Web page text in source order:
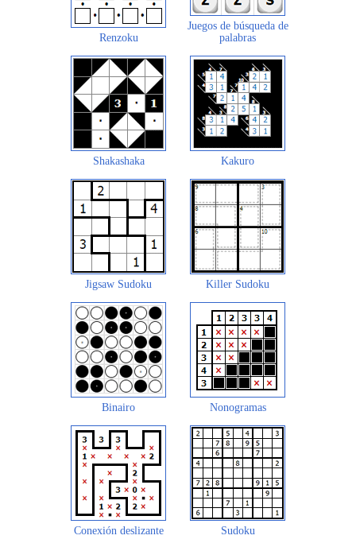
Renzoku
Juegos de búsqueda de
palabras
Shakashaka Kakuro
Jigsaw Sudoku Killer Sudoku
Binairo Nonogramas
Conexión deslizante Sudoku